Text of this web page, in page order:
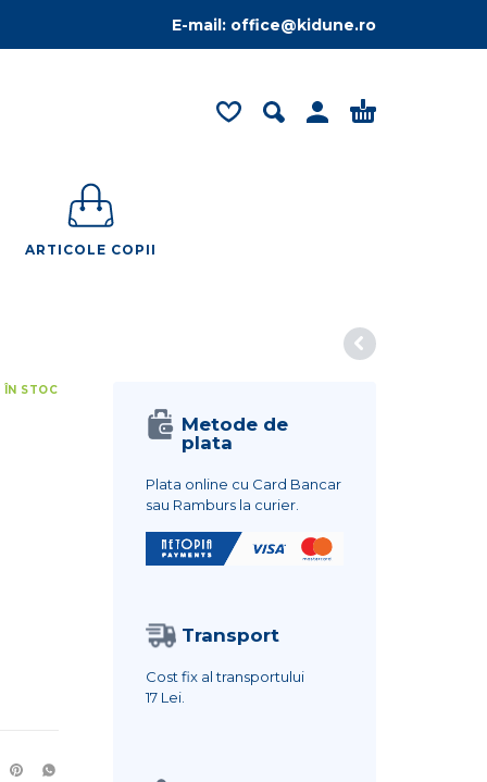
E-mail: office@kidune.ro
ARTICOLE COPII
ÎN STOC
Metode de
plata
Plata online cu Card Bancar
sau Ramburs la curier.
Transport
Cost fix al transportului
17 Lei.